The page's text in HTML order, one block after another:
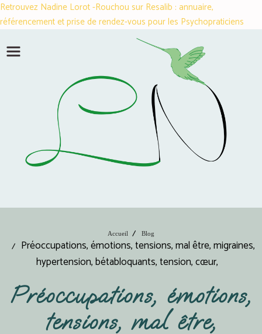
Retrouvez Nadine Lorot -Rouchou sur Resalib : annuaire,
référencement et prise de rendez-vous pour les Psychopraticiens
Accueil Blog
Préoccupations, émotions, tensions, mal être, migraines,
hypertension, bétabloquants, tension, cœur,
Préoccupations, émotions,
tensions, mal être,